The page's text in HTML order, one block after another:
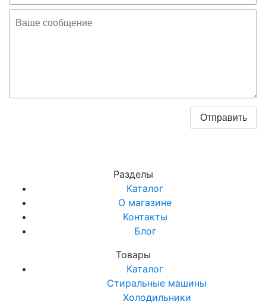
Разделы
Каталог
О магазине
Контакты
Блог
Товары
Каталог
Стиральные машины
Холодильники